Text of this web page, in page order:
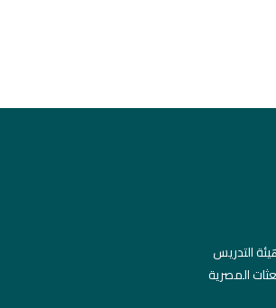
التدريس
المصرية